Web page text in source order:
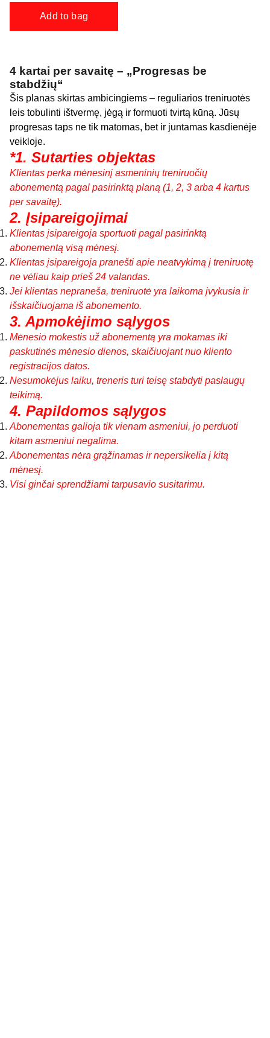
Add to bag
4 kartai per savaitę – „Progresas be
stabdžių“
Šis planas skirtas ambicingiems – reguliarios treniruotės
leis tobulinti ištvermę, jėgą ir formuoti tvirtą kūną. Jūsų
progresas taps ne tik matomas, bet ir juntamas kasdienėje
veikloje.
*1. Sutarties objektas
Klientas perka mėnesinį asmeninių treniruočių
abonementą pagal pasirinktą planą (1, 2, 3 arba 4 kartus
per savaitę).
2. Įsipareigojimai
Klientas įsipareigoja sportuoti pagal pasirinktą
abonementą visą mėnesį.
Klientas įsipareigoja pranešti apie neatvykimą į treniruotę
ne vėliau kaip prieš 24 valandas.
Jei klientas nepraneša, treniruotė yra laikoma įvykusia ir
išskaičiuojama iš abonemento.
3. Apmokėjimo sąlygos
Mėnesio mokestis už abonementą yra mokamas iki
paskutinės mėnesio dienos, skaičiuojant nuo kliento
registracijos datos.
Nesumokėjus laiku, treneris turi teisę stabdyti paslaugų
teikimą.
4. Papildomos sąlygos
Abonementas galioja tik vienam asmeniui, jo perduoti
kitam asmeniui negalima.
Abonementas nėra grąžinamas ir nepersikelia į kitą
mėnesį.
Visi ginčai sprendžiami tarpusavio susitarimu.